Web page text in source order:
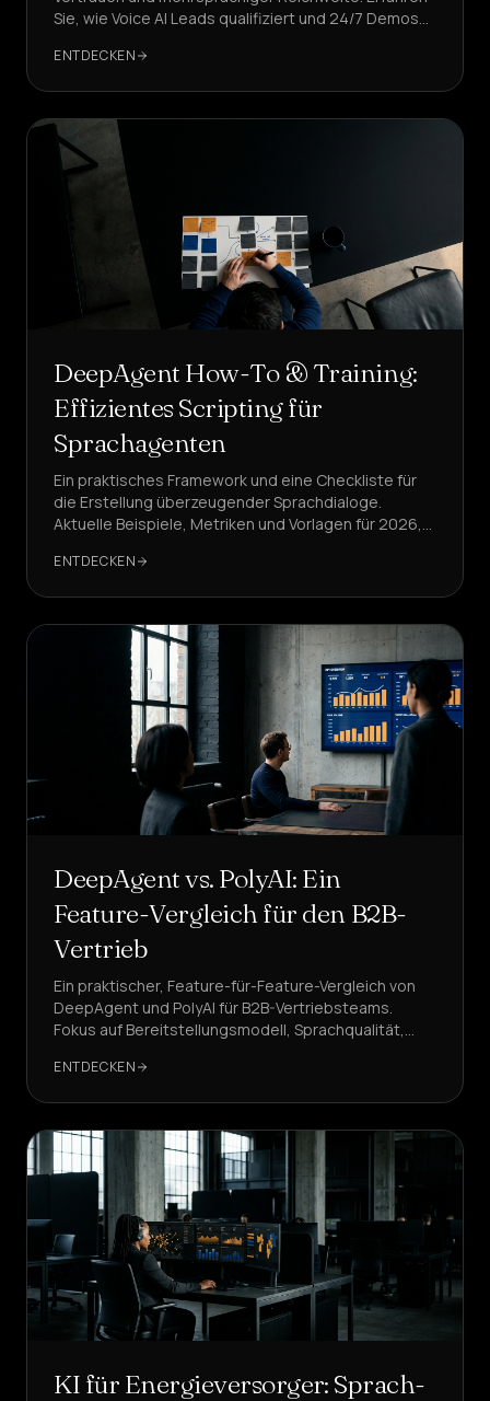
&
WELLNESS
Vertrieb
&
Dienstleistungen
&
Über
uns
Werden
Sie
Partner
Sie, wie Voice AI Leads qualifiziert und 24/7 Demos
CRM-Automatisierung, die Ihre RevOps-Abteilung
ENTDECKEN
DeepAgent How-To & Training:
Effizientes Scripting für
Sprachagenten
Ein praktisches Framework und eine Checkliste für
die Erstellung überzeugender Sprachdialoge.
Aktuelle Beispiele, Metriken und Vorlagen für 2026,
ENTDECKEN
DeepAgent vs. PolyAI: Ein
Feature-Vergleich für den B2B-
Vertrieb
Ein praktischer, Feature-für-Feature-Vergleich von
DeepAgent und PolyAI für B2B-Vertriebsteams.
Fokus auf Bereitstellungsmodell, Sprachqualität,
Termin.
ENTDECKEN
KI für Energieversorger: Sprach-